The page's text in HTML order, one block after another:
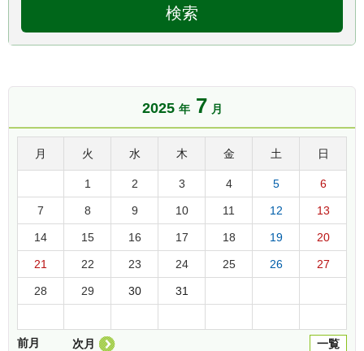
2025 年 7 月
月 火 水 木 金 土 日
1 2 3 4 5 6
7 8 9 10 11 12 13
14 15 16 17 18 19 20
21 22 23 24 25 26 27
28 29 30 31
前月 一覧
次月